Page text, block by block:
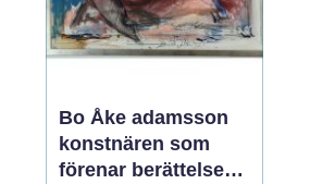
Bo Åke adamsson
konstnären som
förenar berättelse